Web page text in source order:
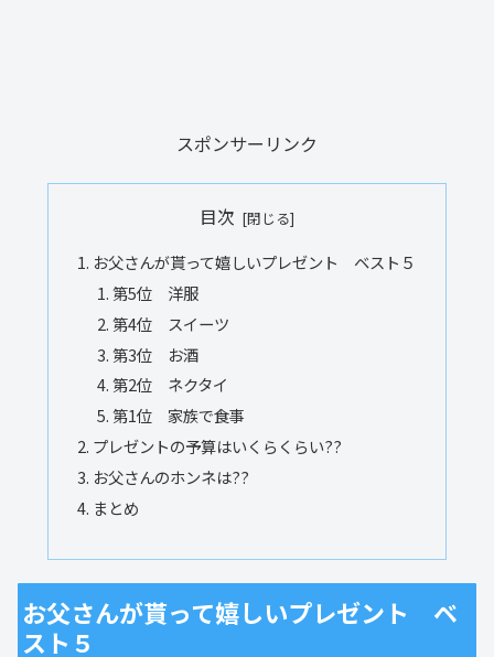
スポンサーリンク
目次
お父さんが貰って嬉しいプレゼント ベスト５
第5位 洋服
第4位 スイーツ
第3位 お酒
第2位 ネクタイ
第1位 家族で食事
プレゼントの予算はいくらくらい??
お父さんのホンネは??
まとめ
お父さんが貰って嬉しいプレゼント ベ
スト５